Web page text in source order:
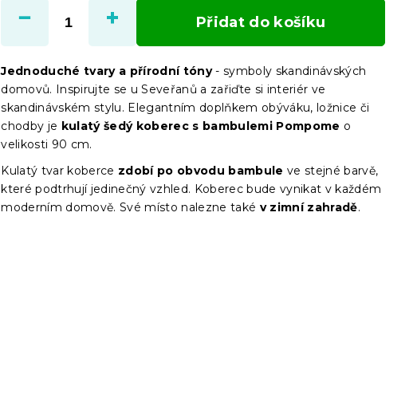
cena:
Přidat do košíku
Jednoduché tvary a přírodní tóny- symboly skandinávských
domovů. Inspirujte se u Seveřanů a zařiďte si interiér ve
skandinávském stylu. Elegantním doplňkem obýváku, ložnice či
chodby je kulatý šedý koberec s bambulemi Pompome o
velikosti 90 cm.
Kulatý tvar koberce zdobí po obvodu bambuleve stejné barvě,
které podtrhují jedinečný vzhled. Koberec bude vynikat v každém
moderním domově. Své místo nalezne také v zimní zahradě.